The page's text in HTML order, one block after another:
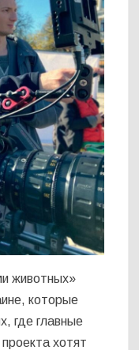
животных»
которые
где главные
хотят